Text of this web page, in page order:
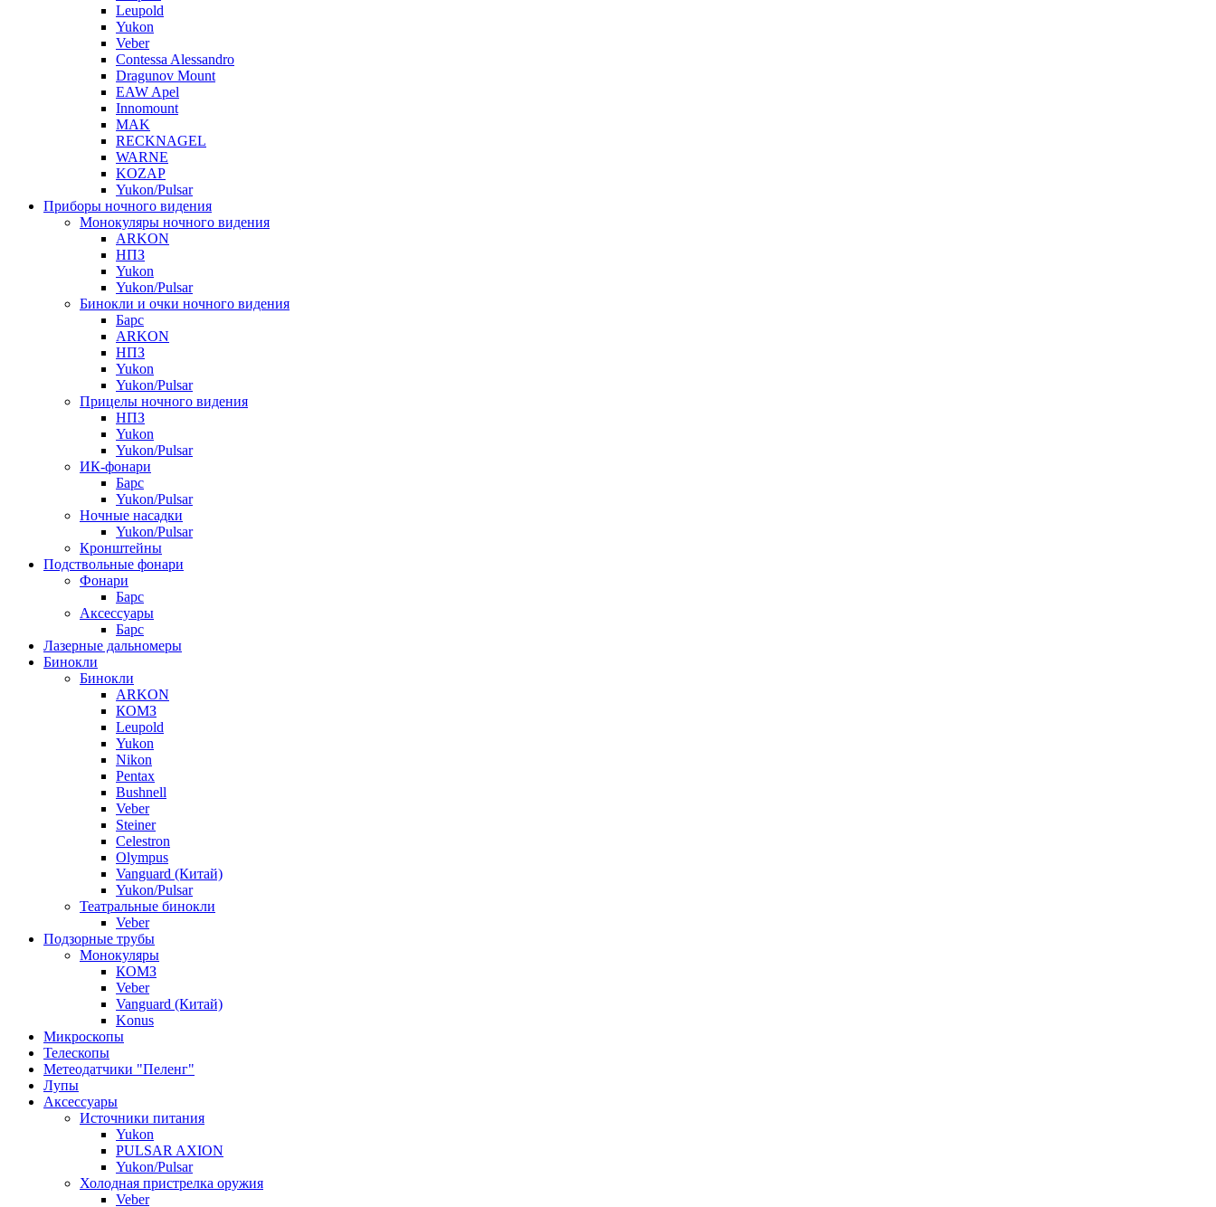
Leupold
Yukon
Veber
Contessa Alessandro
Dragunov Mount
EAW Apel
Innomount
MAK
RECKNAGEL
WARNE
KOZAP
Yukon/Pulsar
Приборы ночного видения
Монокуляры ночного видения
ARKON
НПЗ
Yukon
Yukon/Pulsar
Бинокли и очки ночного видения
Барс
ARKON
НПЗ
Yukon
Yukon/Pulsar
Прицелы ночного видения
НПЗ
Yukon
Yukon/Pulsar
ИК-фонари
Барс
Yukon/Pulsar
Ночные насадки
Yukon/Pulsar
Кронштейны
Подствольные фонари
Фонари
Барс
Аксессуары
Барс
Лазерные дальномеры
Бинокли
Бинокли
ARKON
КОМЗ
Leupold
Yukon
Nikon
Pentax
Bushnell
Veber
Steiner
Celestron
Olympus
Vanguard (Китай)
Yukon/Pulsar
Театральные бинокли
Veber
Подзорные трубы
Монокуляры
КОМЗ
Veber
Vanguard (Китай)
Konus
Микроскопы
Телескопы
Метеодатчики "Пеленг"
Лупы
Аксессуары
Источники питания
Yukon
PULSAR AXION
Yukon/Pulsar
Холодная пристрелка оружия
Veber